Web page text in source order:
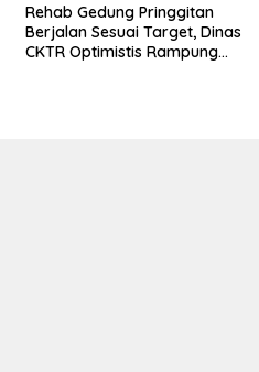
Rehab Gedung Pringgitan
Berjalan Sesuai Target, Dinas
CKTR Optimistis Rampung